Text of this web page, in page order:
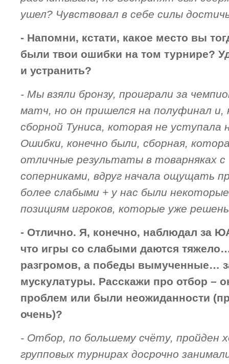
ушел? Чувствовал в себе силы
- Напомни, кстати, какое место вы
были твои ошибки на том турнире?
и устранить?
- Мы взяли бронзу, проиграли за
матч, но он пришелся на полуфинал и,
сборной Туниса, которая не уступала
Ошибки, конечно были, сборная,
отличные результаты в товарняках с
соперниками, вдруг начала ощущать
более слабыми + у нас были
позициям игроков, которые уже
- Отлично. Я, конечно, наблюдал за
что игры со слабыми даются
разгромов, а победы вымученные…
мускулатуры. Расскажи про отбор –
проблем или были неожиданности
очень)?
- Отбор, по большему счёту, пройден
групповых турнирах досрочно